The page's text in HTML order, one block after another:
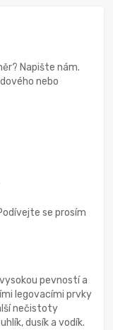
Napište nám.
nebo
se prosím
pevností a
legovacími prvky
nečistoty
dusík a vodík.